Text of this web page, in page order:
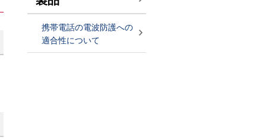
携帯電話の電波防護への
適合性について